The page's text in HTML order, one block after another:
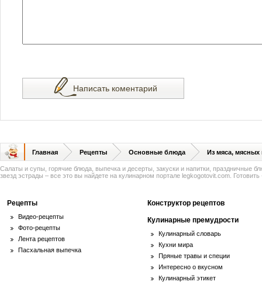
Написать коментарий
Главная Рецепты Основные блюда Из мяса, мясных
Салаты и супы, горячие блюда, выпечка и десерты, закуски и напитки, праздничные
звезд эстрады – все это вы найдете на кулинарном портале legkogotovit.com. Готовить
Рецепты
Видео-рецепты
Фото-рецепты
Лента рецептов
Пасхальная выпечка
Конструктор рецептов
Кулинарные премудрости
Кулинарный словарь
Кухни мира
Пряные травы и специи
Интересно о вкусном
Кулинарный этикет